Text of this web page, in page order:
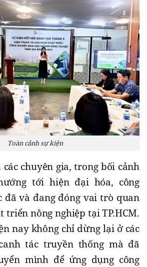
Toàn cảnh sự kiện
các chuyên gia, trong bối cảnh
tới hiện đại hóa, công
đã và đang đóng vai trò quan
triển nông nghiệp tại TP.HCM.
nay không chỉ dừng lại ở các
tác truyền thống mà đã
mình để ứng dụng công